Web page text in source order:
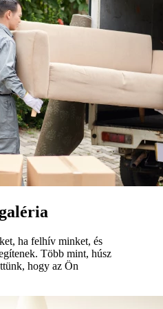
ha felhív minket, és
Több mint, húsz
hogy az Ön